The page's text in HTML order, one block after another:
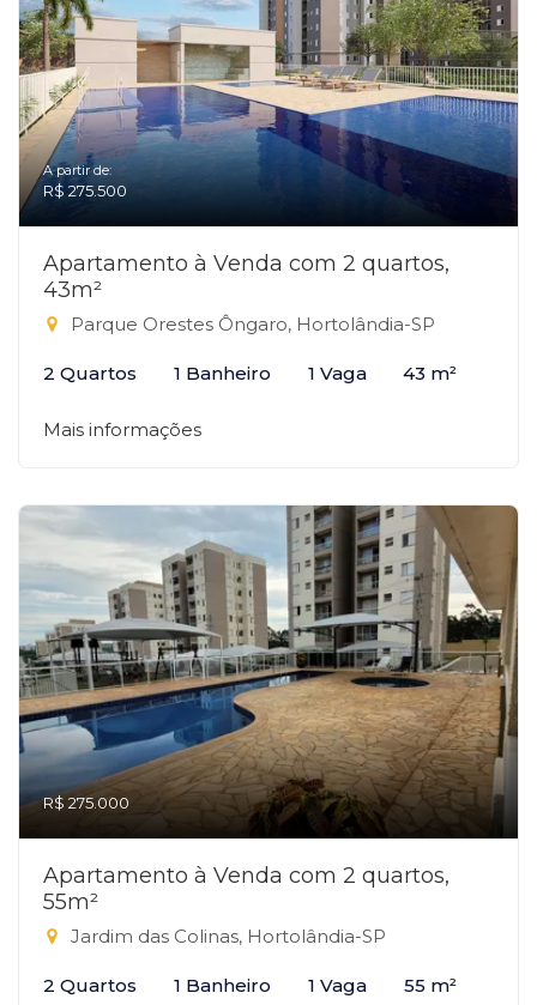
A partir de:
R$ 275.500
Apartamento à Venda com 2 quartos,
43m²
Parque Orestes Ôngaro, Hortolândia-SP
2 Quartos 1 Banheiro 1 Vaga 43 m²
Mais informações
R$ 275.000
Apartamento à Venda com 2 quartos,
55m²
Jardim das Colinas, Hortolândia-SP
2 Quartos 1 Banheiro 1 Vaga 55 m²